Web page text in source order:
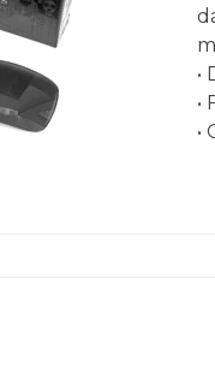
•
•
•